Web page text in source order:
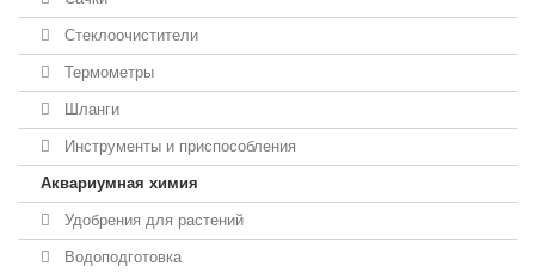
Стеклоочистители
Термометры
Шланги
Инструменты и приспособления
Аквариумная химия
Удобрения для растений
Водоподготовка